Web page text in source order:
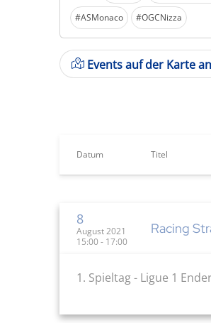
#ASMonaco #OGCNizza
Events auf der Karte
Datum Titel
8
August 2021
15:00 - 17:00
Racing
1. Spieltag - Ligue 1